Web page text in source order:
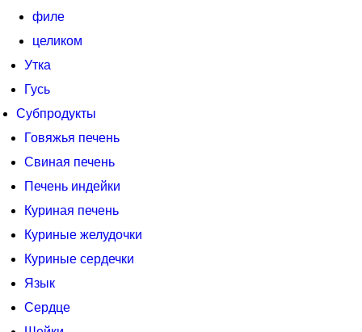
филе
целиком
Утка
Гусь
Субпродукты
Говяжья печень
Свиная печень
Печень индейки
Куриная печень
Куриные желудочки
Куриные сердечки
Язык
Сердце